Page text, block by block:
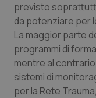
previsto
da potenziare per
La maggior parte
programmi di
mentre al
sistemi di
per la Rete
I cookie
sito web
navigazione
protette del
funzionare
Nome